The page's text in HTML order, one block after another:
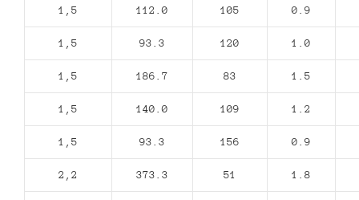
1,5 112.0 105 0.9
1,5 93.3 120 1.0
1,5 186.7 83 1.5
1,5 140.0 109 1.2
1,5 93.3 156 0.9
2,2 373.3 51 1.8